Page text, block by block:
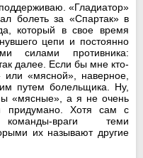
«Гладиатор»
болеть за «Спартак» в
который в свое время
цепи и постоянно
силами противника:
далее. Если бы мне кто-
или «мясной», наверное,
путем болельщика. Ну,
«мясные», а я не очень
придумано. Хотя сам с
враги теми
их называют другие